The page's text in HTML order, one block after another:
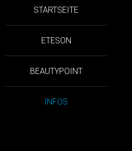
STARTSEITE
ETESON
BEAUTYPOINT
INFOS